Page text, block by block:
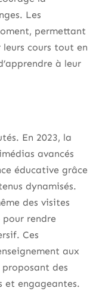
Les
permettant
cours tout en
à leur
En 2023, la
avancés
éducative grâce
dynamisés.
des visites
rendre
Ces
aux
des
et engageantes.